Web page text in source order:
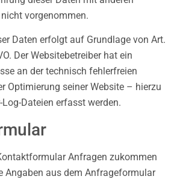
vorgenommen.
Daten erfolgt auf Grundlage von Art.
Der Websitebetreiber hat ein
an der technisch fehlerfreien
Optimierung seiner Website – hierzu
Dateien erfasst werden.
Anfragen zukommen
Angaben aus dem Anfrageformular